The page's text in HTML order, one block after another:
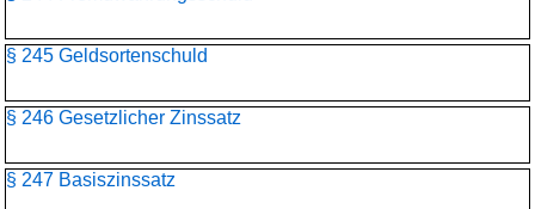
§ 245 Geldsortenschuld
§ 246 Gesetzlicher Zinssatz
§ 247 Basiszinssatz